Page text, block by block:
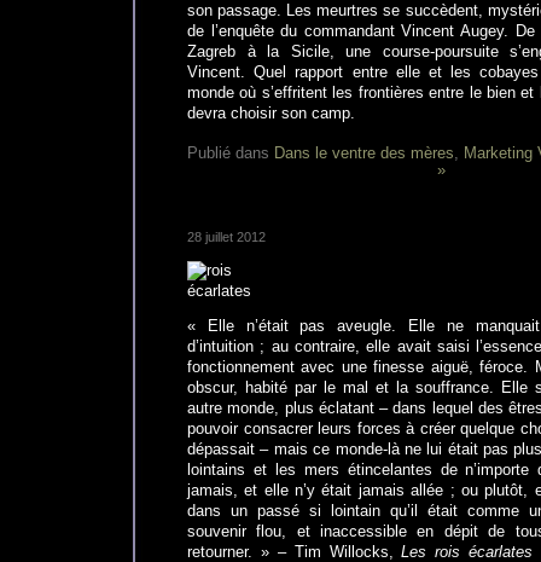
son passage. Les meurtres se succèdent,
de l’enquête du commandant Vincent Augey.
Zagreb à la Sicile, une course-poursuite
Vincent. Quel rapport entre elle et les
monde où s’effritent les frontières entre le bien
devra choisir son camp.
Publié dans Dans le ventre des mères
Marketing
»
28 juillet 2012
« Elle n’était pas aveugle. Elle ne
d’intuition ; au contraire, elle avait saisi
fonctionnement avec une finesse aiguë, féroce.
obscur, habité par le mal et la souffrance. Elle
autre monde, plus éclatant – dans lequel des
pouvoir consacrer leurs forces à créer quelque
dépassait – mais ce monde-là ne lui était pas
lointains et les mers étincelantes de n’importe
jamais, et elle n’y était jamais allée ; ou plutôt,
dans un passé si lointain qu’il était comme
souvenir flou, et inaccessible en dépit de
retourner. » – Tim Willocks,Les rois écarlates